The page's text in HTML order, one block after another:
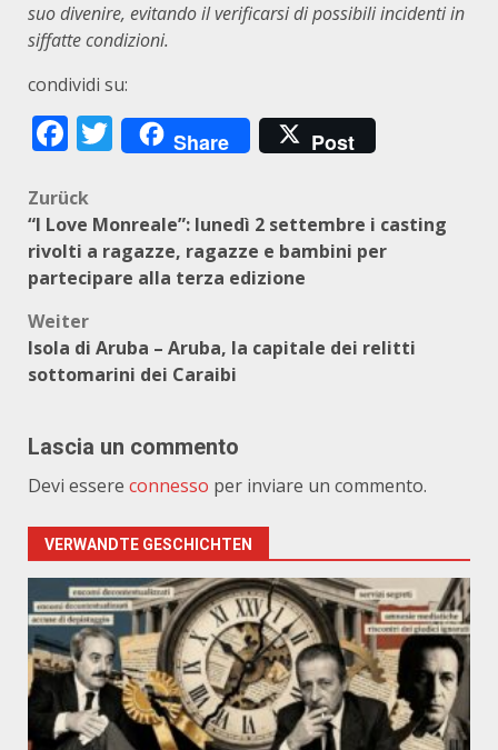
suo divenire, evitando il verificarsi di possibili incidenti in
siffatte condizioni.
condividi su:
Facebook
Twitter
Share Post
Beitragsnavigation
Zurück
“I Love Monreale”: lunedì 2 settembre i casting
rivolti a ragazze, ragazze e bambini per
partecipare alla terza edizione
Weiter
Isola di Aruba – Aruba, la capitale dei relitti
sottomarini dei Caraibi
Lascia un commento
Devi essere connesso per inviare un commento.
VERWANDTE GESCHICHTEN